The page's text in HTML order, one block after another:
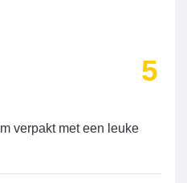
5
verpakt met een leuke